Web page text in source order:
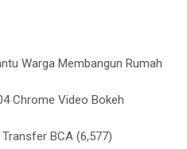
Warga Membangun Rumah
Chrome Video Bokeh
Transfer BCA (6,577)